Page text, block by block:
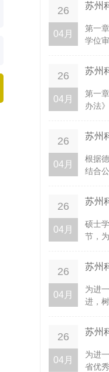
26
04月
苏州
第一
学位
26
04月
苏州
第一
办法
26
04月
苏州
根据
结合
26
04月
苏州
硕士
节，
26
04月
苏州
为进
进，
26
04月
苏州
为进
省优